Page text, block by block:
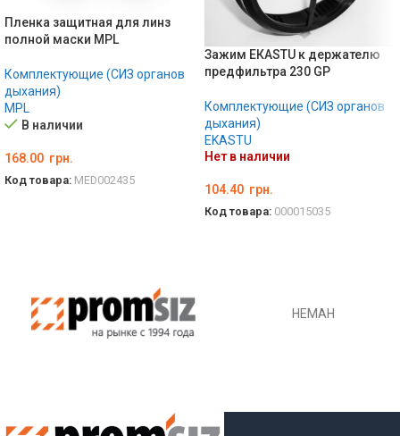
Пленка защитная для линз
полной маски MPL
Комплектующие (СИЗ органов
дыхания)
MPL
В наличии
168.00 грн.
Код товара: MED002435
Зажим EКASTU к держателю
предфильтра 230 GP
Комплектующие (СИЗ органов
дыхания)
EKASTU
Нет в наличии
104.40 грн.
Код товара: 000015035
НЕМАН